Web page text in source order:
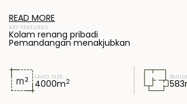
Berada di desa Nyambu yang tenang,
dikelilingi oleh alam namun tetap
mudah ke berbagai destinasi populer
perlu berkendara singkat ke Canggu
kurang dari satu jam ke Ubud di utara.
READ MORE
KEY FEATURES
Kolam renang pribadi
Pemandangan menakjubkan
LAND SIZE
4000m2 583